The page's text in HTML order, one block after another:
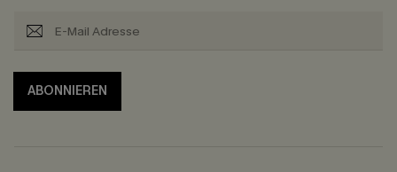
ABONNIEREN